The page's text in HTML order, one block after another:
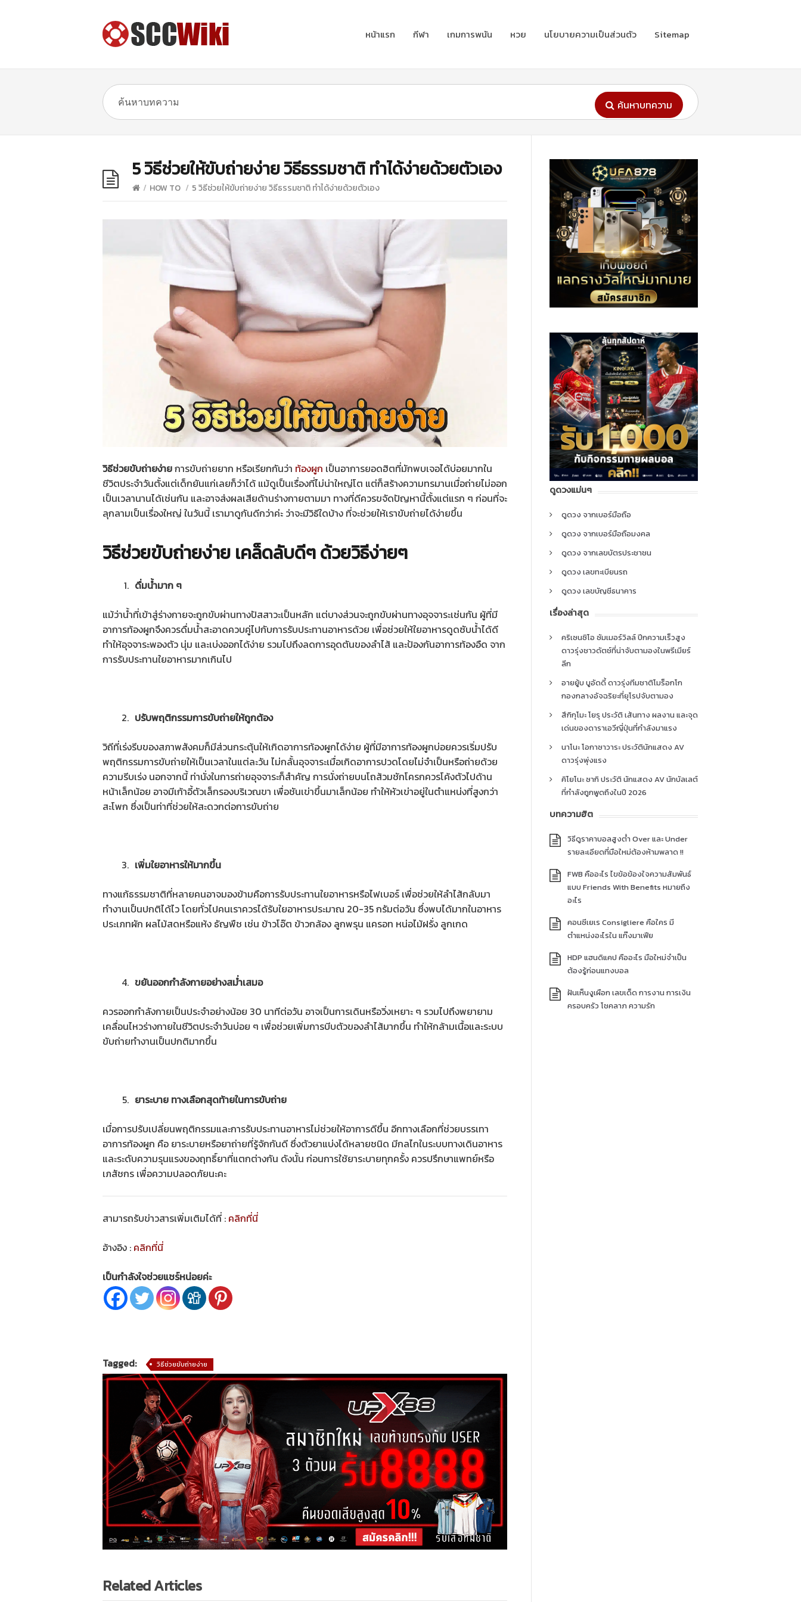
หน้าแรก กีฬา เกมการพนัน หวย นโยบายความเป็นส่วนตัว Sitemap
ค้นหาบทความ
5 วิธีช่วยให้ขับถ่ายง่าย วิธีธรรมชาติ ทำได้ง่ายด้วยตัวเอง
/ HOW TO / 5 วิธีช่วยให้ขับถ่ายง่าย วิธีธรรมชาติ ทำได้ง่ายด้วยตัวเอง
วิธีช่วยขับถ่ายง่ายการขับถ่ายยาก หรือเรียกกันว่า ท้องผูก เป็นอาการยอดฮิตที่มักพบเจอได้บ่อยมากใน
ชีวิตประจำวันตั้งแต่เด็กยันแก่เลยก็ว่าได้ แม้ดูเป็นเรื่องที่ไม่น่าใหญ่โต แต่ก็สร้างความทรมานเมื่อถ่ายไม่ออก
เป็นเวลานานได้เช่นกัน และอาจส่งผลเสียด้านร่างกายตามมา ทางที่ดีควรขจัดปัญหานี้ตั้งแต่แรก ๆ ก่อนที่จะ
ลุกลามเป็นเรื่องใหญ่ ในวันนี้ เรามาดูกันดีกว่าค่ะ ว่าจะมีวิธีใดบ้าง ที่จะช่วยให้เราขับถ่ายได้ง่ายขึ้น
วิธีช่วยขับถ่ายง่าย เคล็ดลับดีๆ ด้วยวิธีง่ายๆ
ดื่มน้ำมาก ๆ
แม้ว่าน้ำที่เข้าสู่ร่างกายจะถูกขับผ่านทางปัสสาวะเป็นหลัก แต่บางส่วนจะถูกขับผ่านทางอุจจาระเช่นกัน ผู้ที่มี
อาการท้องผูกจึงควรดื่มน้ำสะอาดควบคู่ไปกับการรับประทานอาหารด้วย เพื่อช่วยให้ใยอาหารดูดซับน้ำได้ดี
ทำให้อุจจาระพองตัว นุ่ม และเบ่งออกได้ง่าย รวมไปถึงลดการอุดตันของลำไส้ และป้องกันอาการท้องอืด จาก
การรับประทานใยอาหารมากเกินไป
ปรับพฤติกรรมการขับถ่ายให้ถูกต้อง
วิถีที่เร่งรีบของสภาพสังคมก็มีส่วนกระตุ้นให้เกิดอาการท้องผูกได้ง่าย ผู้ที่มีอาการท้องผูกบ่อยควรเริ่มปรับ
พฤติกรรมการขับถ่ายให้เป็นเวลาในแต่ละวัน ไม่กลั้นอุจจาระเมื่อเกิดอาการปวดโดยไม่จำเป็นหรือถ่ายด้วย
ความรีบเร่ง นอกจากนี้ ท่านั่งในการถ่ายอุจจาระก็สำคัญ การนั่งถ่ายบนโถส้วมชักโครกควรโค้งตัวไปด้าน
หน้าเล็กน้อย อาจมีเก้าอี้ตัวเล็กรองบริเวณขา เพื่อชันเข่าขึ้นมาเล็กน้อย ทำให้หัวเข่าอยู่ในตำแหน่งที่สูงกว่า
สะโพก ซึ่งเป็นท่าที่ช่วยให้สะดวกต่อการขับถ่าย
เพิ่มใยอาหารให้มากขึ้น
ทางแก้ธรรมชาติที่หลายคนอาจมองข้ามคือการรับประทานใยอาหารหรือไฟเบอร์ เพื่อช่วยให้ลำไส้กลับมา
ทำงานเป็นปกติได้ไว โดยทั่วไปคนเราควรได้รับใยอาหารประมาณ 20-35 กรัมต่อวัน ซึ่งพบได้มากในอาหาร
ประเภทผัก ผลไม้สดหรือแห้ง ธัญพืช เช่น ข้าวโอ๊ต ข้าวกล้อง ลูกพรุน แครอท หน่อไม้ฝรั่ง ลูกเกด
ขยันออกกำลังกายอย่างสม่ำเสมอ
ควรออกกำลังกายเป็นประจำอย่างน้อย 30 นาทีต่อวัน อาจเป็นการเดินหรือวิ่งเหยาะ ๆ รวมไปถึงพยายาม
เคลื่อนไหวร่างกายในชีวิตประจำวันบ่อย ๆ เพื่อช่วยเพิ่มการบีบตัวของลำไส้มากขึ้น ทำให้กล้ามเนื้อและระบบ
ขับถ่ายทำงานเป็นปกติมากขึ้น
ยาระบาย ทางเลือกสุดท้ายในการขับถ่าย
เมื่อการปรับเปลี่ยนพฤติกรรมและการรับประทานอาหารไม่ช่วยให้อาการดีขึ้น อีกทางเลือกที่ช่วยบรรเทา
อาการท้องผูก คือ ยาระบายหรือยาถ่ายที่รู้จักกันดี ซึ่งตัวยาแบ่งได้หลายชนิด มีกลไกในระบบทางเดินอาหาร
และระดับความรุนแรงของฤทธิ์ยาที่แตกต่างกัน ดังนั้น ก่อนการใช้ยาระบายทุกครั้ง ควรปรึกษาแพทย์หรือ
เภสัชกร เพื่อความปลอดภัยนะคะ
สามารถรับข่าวสารเพิ่มเติมได้ที่ : คลิกที่นี่
อ้างอิง : คลิกที่นี่
เป็นกำลังใจช่วยแชร์หน่อยค่ะ
Tagged: วิธีช่วยขับถ่ายง่าย
Related Articles
ดูดวงแม่นๆ
ดูดวง จากเบอร์มือถือ
ดูดวง จากเบอร์มือถือมงคล
ดูดวง จากเลขบัตรประชาชน
ดูดวง เลขทะเบียนรถ
ดูดวง เลขบัญชีธนาคาร
เรื่องล่าสุด
คริเซนซิโอ ซัมเมอร์วิลล์ ปีกความเร็วสูง
ดาวรุ่งชาวดัตช์ที่น่าจับตามองในพรีเมียร์
ลีก
อายยู้บ บูอัดดี้ ดาวรุ่งทีมชาติโมร็อกโก
กองกลางอัจฉริยะที่ยุโรปจับตามอง
สึกิกุโมะ โยรุ ประวัติ เส้นทาง ผลงาน และจุด
เด่นของดาราเอวีญี่ปุ่นที่กำลังมาแรง
นาโนะ โอกาซาวาระ ประวัตินักแสดง AV
ดาวรุ่งพุ่งแรง
คิโยโนะ ซากิ ประวัติ นักแสดง AV นักบัลเลต์
ที่กำลังถูกพูดถึงในปี 2026
บทความฮิต
วิธีดูราคาบอลสูงต่ำ Over และ Under
รายละเอียดที่มือใหม่ต้องห้ามพลาด !!
FWB คืออะไร ไขข้อข้องใจความสัมพันธ์
แบบ Friends With Benefits หมายถึง
อะไร
คอนซีเยเร Consigliere คือใคร มี
ตำแหน่งอะไรใน แก๊งมาเฟีย
HDP แฮนดิแคป คืออะไร มือใหม่จำเป็น
ต้องรู้ก่อนแทงบอล
ฝันเห็นงูเผือก เลขเด็ด การงาน การเงิน
ครอบครัว โชคลาภ ความรัก